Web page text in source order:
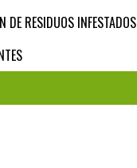
DE RESIDUOS INFESTADOS